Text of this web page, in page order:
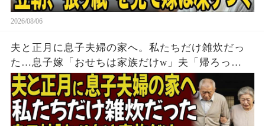
2026/08/06
夫と正月に息子夫婦の家へ。私たちだけ雑炊だっ
た…息子嫁「おせちは家族だけw」夫「帰ろっ
か…」私「そうね」→翌日、息子嫁から100件の鬼
電が…